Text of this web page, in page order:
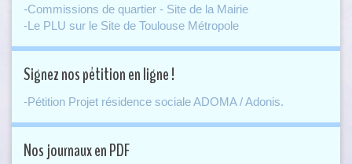
-Commissions de quartier - Site de la Mairie
-Le PLU sur le Site de Toulouse Métropole
Signez nos pétition en ligne !
-Pétition Projet résidence sociale ADOMA / Adonis.
Nos journaux en PDF